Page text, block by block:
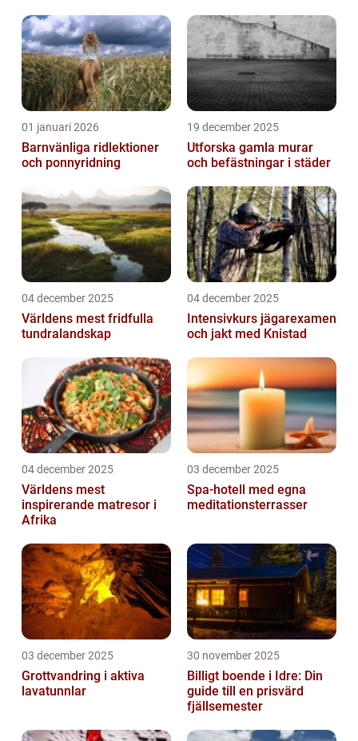
01 januari 2026
Barnvänliga ridlektioner
och ponnyridning
19 december 2025
Utforska gamla murar
och befästningar i städer
04 december 2025
Världens mest fridfulla
tundralandskap
04 december 2025
Intensivkurs jägarexamen
och jakt med Knistad
04 december 2025
Världens mest
inspirerande matresor i
Afrika
03 december 2025
Spa-hotell med egna
meditationsterrasser
03 december 2025
Grottvandring i aktiva
lavatunnlar
30 november 2025
Billigt boende i Idre: Din
guide till en prisvärd
fjällsemester